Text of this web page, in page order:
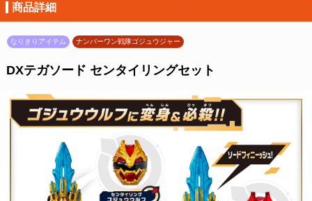
商品詳細
なりきりアイテム ナンバーワン戦隊ゴジュウジャー
DXテガソード センタイリングセット